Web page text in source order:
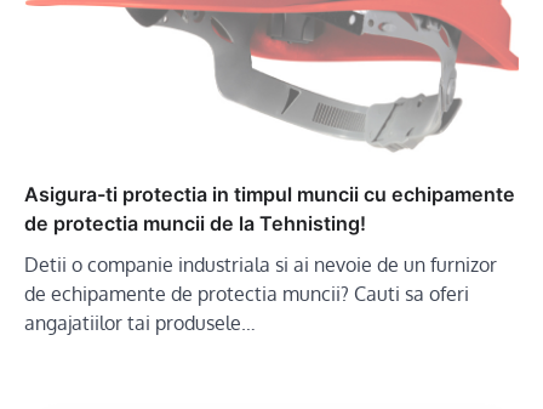
Asigura-ti protectia in timpul muncii cu echipamente
de protectia muncii de la Tehnisting!
Detii o companie industriala si ai nevoie de un furnizor
de echipamente de protectia muncii? Cauti sa oferi
angajatiilor tai produsele…